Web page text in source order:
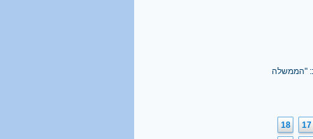
רגב: "הממשלה
17
18